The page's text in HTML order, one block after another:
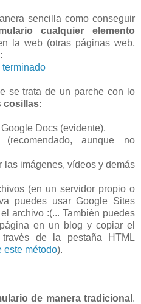
sencilla como conseguir
cualquier elemento
la web (otras páginas web,
terminado
se trata de un parche con lo
cosillas:
Docs (evidente).
aunque no
las imágenes, vídeos y demás
(en un servidor propio o
puedes usar Google Sites
archivo :(... También puedes
en un blog y copiar el
de la pestaña HTML
este método).
de manera tradicional .